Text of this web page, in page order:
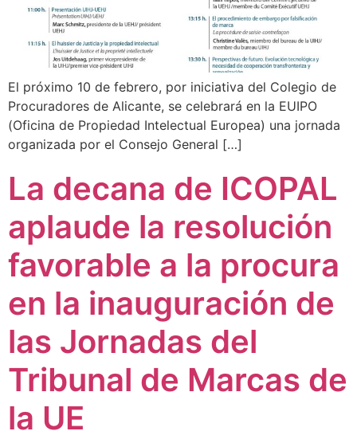
El próximo 10 de febrero, por iniciativa del Colegio de
Procuradores de Alicante, se celebrará en la EUIPO
(Oficina de Propiedad Intelectual Europea) una jornada
organizada por el Consejo General […]
La decana de ICOPAL
aplaude la resolución
favorable a la procura
en la inauguración de
las Jornadas del
Tribunal de Marcas de
la UE